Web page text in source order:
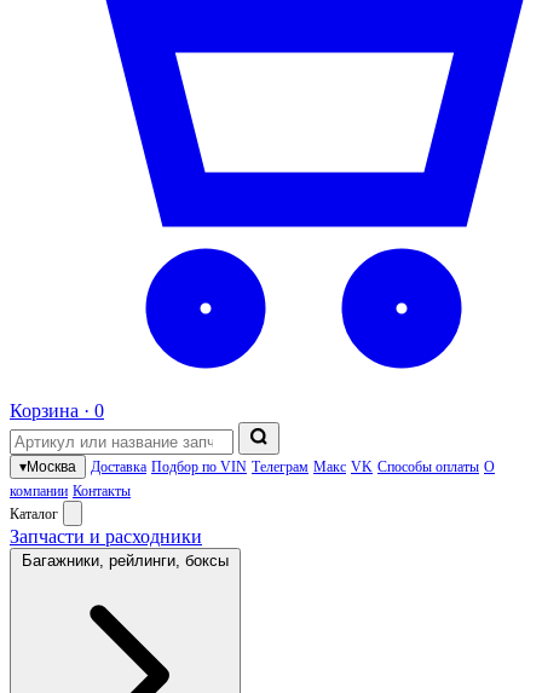
Корзина · 0
▾Москва Доставка Подбор по VIN Телеграм Макс VK Способы оплаты О
компании Контакты
Каталог
Запчасти и расходники
Багажники, рейлинги, боксы